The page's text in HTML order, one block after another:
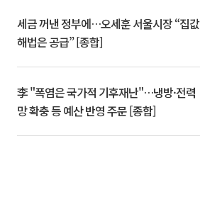
세금 꺼낸 정부에…오세훈 서울시장 “집값
해법은 공급” [종합]
李 "폭염은 국가적 기후재난"…냉방·전력
망 확충 등 예산 반영 주문 [종합]